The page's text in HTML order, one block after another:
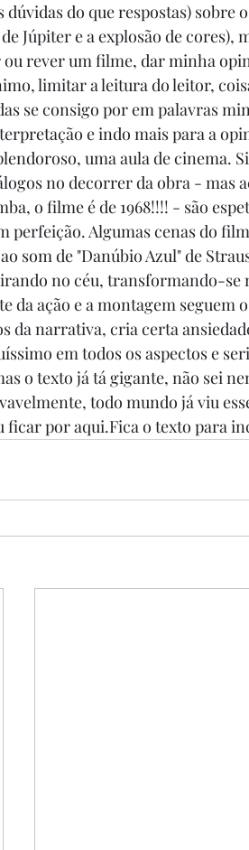
do que respostas) sobre
Júpiter e a explosão de cores),
rever um filme, dar minha
limitar a leitura do leitor,
se consigo por em palavras
e indo mais para a
uma aula de cinema.
no decorrer da obra - mas
o filme é de 1968!!!! - são
perfeição. Algumas cenas do
som de "Danúbio Azul" de
no céu, transformando-se
da ação e a montagem seguem
da narrativa, cria certa
em todos os aspectos e
o texto já tá gigante, não sei
todo mundo já viu
ficar por aqui.Fica o texto para